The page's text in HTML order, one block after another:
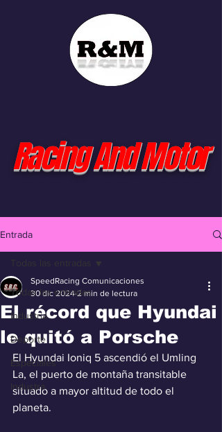
Racing And Motor
Entrada
Todas las entradas
Industria
Deporte
Especiales
Industra
Todas las entradas
El récord que Hyundai
le quitó a Porsche
SpeedRacing Comunicaciones
30 dic 2024 2 min de lectura
El Hyundai Ioniq 5 ascendió el Umling
La, el puerto de montaña transitable
situado a mayor altitud de todo el
planeta.